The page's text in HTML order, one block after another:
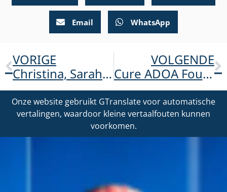
Email WhatsApp
VORIGE
Christina, Sarah en Mareike lopen Preungesheimer Dorflauf voor ADOA!
VOLGENDE
Cure ADOA Foundation in ‘der Augenspiegel’
Onze website gebruikt GTranslate voor automatische
vertalingen, waardoor kleine vertaalfouten kunnen
voorkomen.